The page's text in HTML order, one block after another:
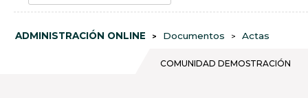
SOBRESCRIBIR
ADMINISTRACIÓN ONLINE Documentos Actas
COMUNIDAD DEMOSTRACIÓN